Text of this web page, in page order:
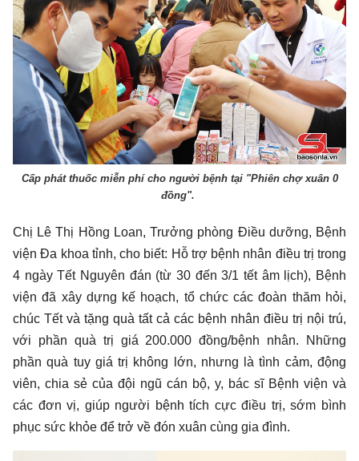
Cấp phát thuốc miễn phí cho người bệnh tại "Phiên chợ xuân 0
đồng".
Chị Lê Thị Hồng Loan, Trưởng phòng Điều dưỡng, Bệnh
viện Đa khoa tỉnh, cho biết: Hỗ trợ bệnh nhân điều trị trong
4 ngày Tết Nguyên đán (từ 30 đến 3/1 tết âm lịch), Bệnh
viện đã xây dựng kế hoạch, tổ chức các đoàn thăm hỏi,
chúc Tết và tặng quà tất cả các bệnh nhân điều trị nội trú,
với phần quà trị giá 200.000 đồng/bệnh nhân. Những
phần quà tuy giá trị không lớn, nhưng là tình cảm, động
viên, chia sẻ của đội ngũ cán bộ, y, bác sĩ Bệnh viện và
các đơn vị, giúp người bệnh tích cực điều trị, sớm bình
phục sức khỏe để trở về đón xuân cùng gia đình.